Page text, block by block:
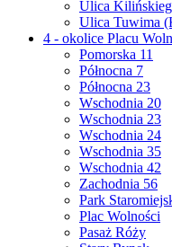
Ulica
Ulica Tuwima
4 - okolice Placu
Pomorska 11
Północna 7
Północna 23
Wschodnia 20
Wschodnia 23
Wschodnia 24
Wschodnia 35
Wschodnia 42
Zachodnia 56
Park
Plac Wolności
Pasaż Róży